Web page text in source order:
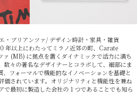
・ブリアンツァ/ デザイン時計・家具・雑貨
年以上にわたってミラノ近郊の町、Carate
(MB) に拠点を置くダイナミックで活力に満ち
々の著名なデザイナーとコラボして、細部にま
、フォーマルで機能的なイノベーションを基礎と
価されています。オリジナリティと機能性を兼ね
で最初に製造した会社の 1 つであることでも知ら